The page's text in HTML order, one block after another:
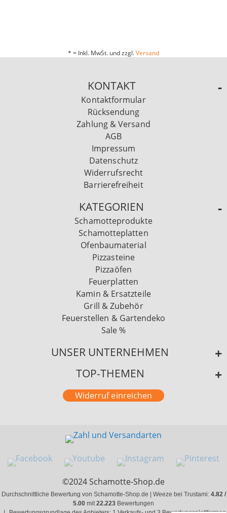
* = Inkl. MwSt. und zzgl.Versand
KONTAKT
Kontaktformular
Rücksendung
Zahlung & Versand
AGB
Impressum
Datenschutz
Widerrufsrecht
Barrierefreiheit
KATEGORIEN
Schamotteprodukte
Schamotteplatten
Ofenbaumaterial
Pizzasteine
Pizzaöfen
Feuerplatten
Kamin & Ersatzteile
Grill & Zubehör
Feuerstellen & Gartendeko
Sale %
UNSER UNTERNEHMEN
TOP-THEMEN
Widerruf einreichen
©2024 Schamotte-Shop.de
Durchschnittliche Bewertung von Schamotte-Shop.de | Weeze bei Trustami: 4.82 /
5.00 mit22.223 Bewertungen